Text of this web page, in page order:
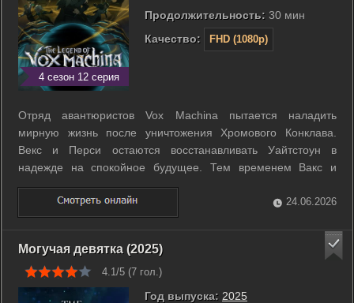
4 сезон 12 серия
Продолжительность: 30 мин
Качество:
FHD (1080p)
Отряд авантюристов Vox Machina пытается наладить
мирную жизнь после уничтожения Хромового Конклава.
Векс и Перси остаются восстанавливать Уайтстоун в
надежде на спокойное будущее. Тем временем Вакс и
Кейлет погружаются в духовное путешествие, а Грог и Пайк
ищут новые приключения вдали от дома. Однако покой
длится недолго. Древнее зло восстает из ...
24.06.2026
Могучая девятка (2025)
4.1/5 (7 гол.)
Год выпуска: 2025